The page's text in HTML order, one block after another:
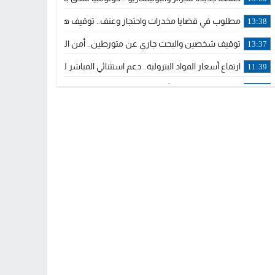
13:38 مطلوب في قضايا مخدرات واحتجاز وعنف.. توقيف هولندي بوجدة ملاحق
13:37 توقيف شخصين والبحث جاري عن متورطين.. أمن الجديدة يفك خيوط
11:39 ارتفاع أسعار المواد البترولية.. دعم استثنائي المباشر لمهنيي النقل